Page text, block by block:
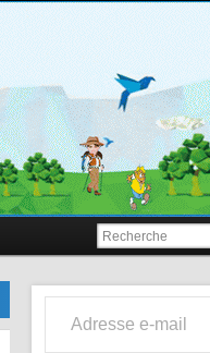
Adresse e-mail